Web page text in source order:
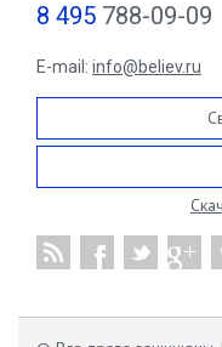
8 495 788-09-09
E-mail: info@believ.ru